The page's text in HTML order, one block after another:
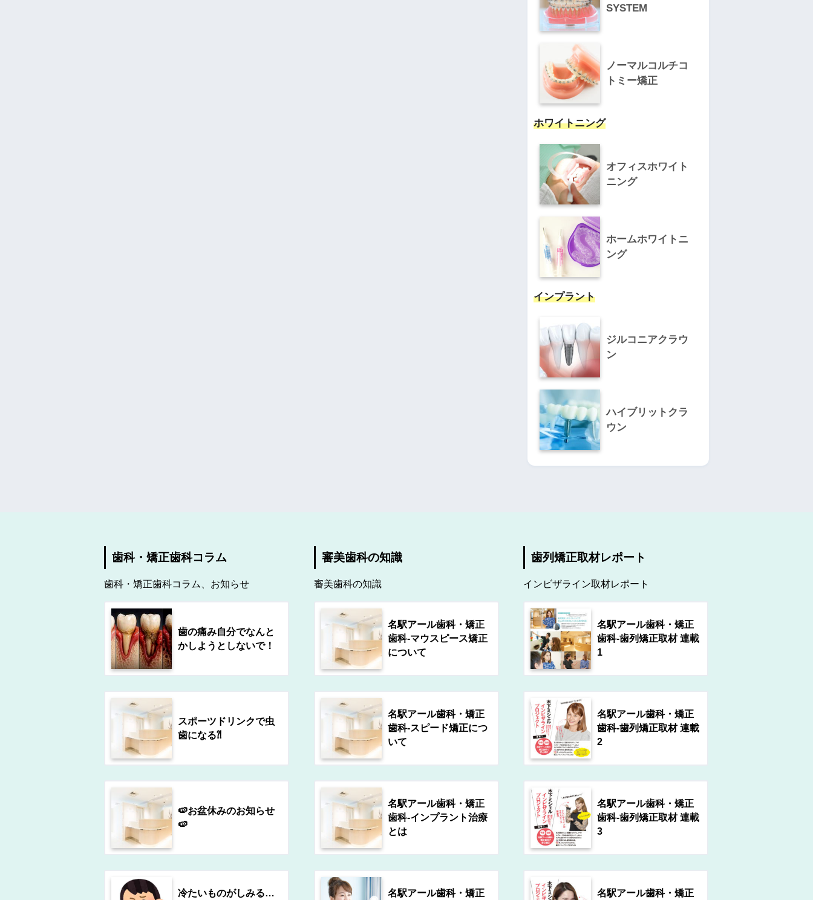
SYSTEM
ノーマルコルチコ
トミー矯正
ホワイトニング
オフィスホワイト
ニング
ホームホワイトニ
ング
インプラント
ジルコニアクラウ
ン
ハイブリットクラ
ウン
歯科・矯正歯科コラム
歯科・矯正歯科コラム、お知らせ
歯の痛み自分でなんと
かしようとしないで！
スポーツドリンクで虫
歯になる⁈
🍉お盆休みのお知らせ
🍉
冷たいものがしみる…
審美歯科の知識
審美歯科の知識
名駅アール歯科・矯正
歯科-マウスピース矯正
について
名駅アール歯科・矯正
歯科-スピード矯正につ
いて
名駅アール歯科・矯正
歯科-インプラント治療
とは
名駅アール歯科・矯正
歯列矯正取材レポート
インビザライン取材レポート
名駅アール歯科・矯正
歯科-歯列矯正取材 連載
1
名駅アール歯科・矯正
歯科-歯列矯正取材 連載
2
名駅アール歯科・矯正
歯科-歯列矯正取材 連載
3
名駅アール歯科・矯正